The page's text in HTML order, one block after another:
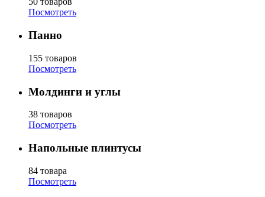
Посмотреть
Панно
155 товаров
Посмотреть
Молдинги и углы
38 товаров
Посмотреть
Напольные плинтусы
84 товара
Посмотреть